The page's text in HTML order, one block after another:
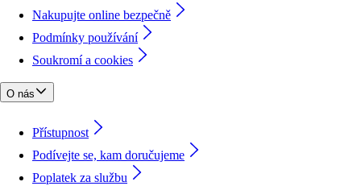
Nakupujte online bezpečně
Podmínky používání
Soukromí a cookies
O nás
Přístupnost
Podívejte se, kam doručujeme
Poplatek za službu